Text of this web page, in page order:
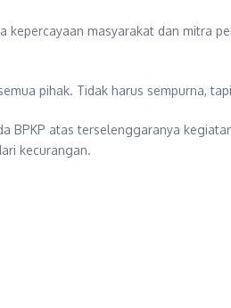
masyarakat dan mitra
pihak. Tidak harus sempurna,
BPKP atas terselenggaranya
kecurangan.